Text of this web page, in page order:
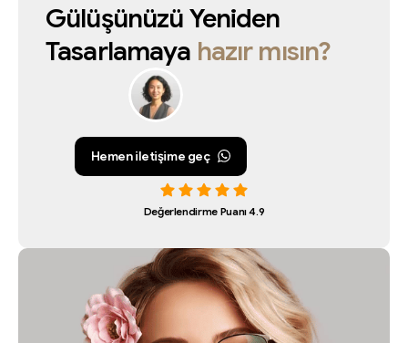
GülüşünüzüYeniden
Tasarlamaya hazırmısın?
Hemen iletişime geç
Değerlendirme Puanı 4.9